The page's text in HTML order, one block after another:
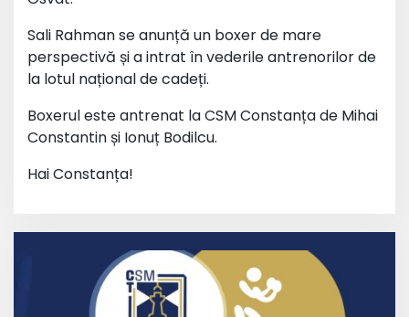
Sali Rahman se anunță un boxer de mare
perspectivă și a intrat în vederile antrenorilor de
la lotul național de cadeți.
Boxerul este antrenat la CSM Constanța de Mihai
Constantin și Ionuț Bodilcu.
Hai Constanța!